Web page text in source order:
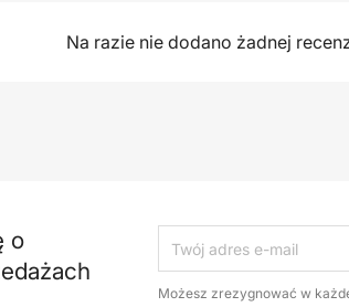
Na razie nie dodano żadnej
o
Możesz zrezygnować w